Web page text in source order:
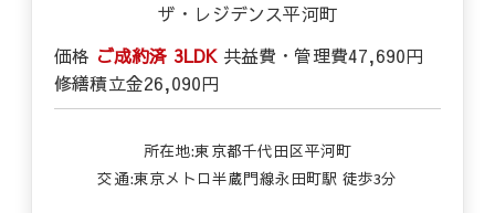
ザ・レジデンス平河町
価格 ご成約済 3LDK 共益費・管理費47,690円
修繕積立金26,090円
所在地:東京都千代田区平河町
交通:東京メトロ半蔵門線永田町駅 徒歩3分